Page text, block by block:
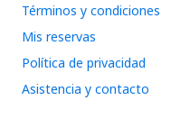
Términos y condiciones
Mis reservas
Política de privacidad
Asistencia y contacto